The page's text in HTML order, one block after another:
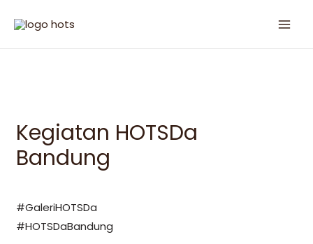
Kegiatan HOTSDa
Bandung
#GaleriHOTSDa
#HOTSDaBandung